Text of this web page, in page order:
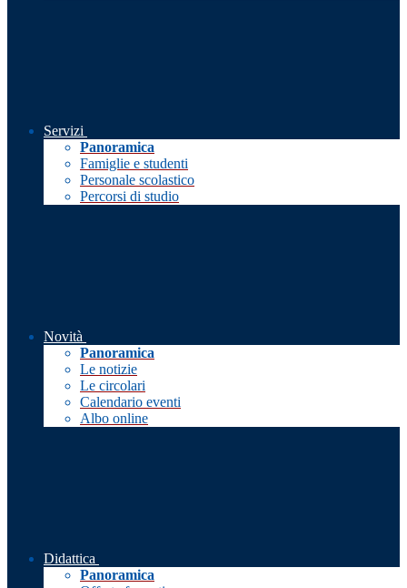
Servizi
Panoramica
Famiglie e studenti
Personale scolastico
Percorsi di studio
Novità
Panoramica
Le notizie
Le circolari
Calendario eventi
Albo online
Didattica
Panoramica